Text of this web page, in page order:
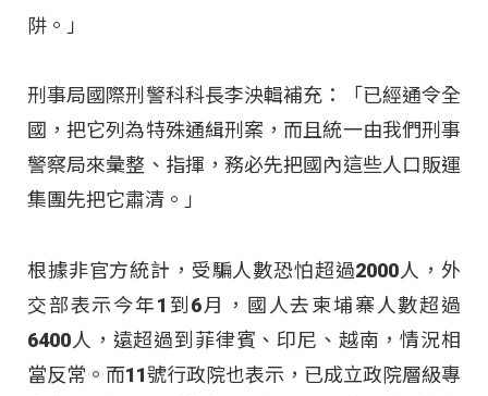
阱。」
刑事局國際刑警科科長李泱輯補充：「已經通令全
國，把它列為特殊通緝刑案，而且統一由我們刑事
警察局來彙整、指揮，務必先把國內這些人口販運
集團先把它肅清。」
根據非官方統計，受騙人數恐怕超過2000人，外
交部表示今年1到6月，國人去柬埔寨人數超過
6400人，遠超過到菲律賓、印尼、越南，情況相
當反常。而11號行政院也表示，已成立政院層級專